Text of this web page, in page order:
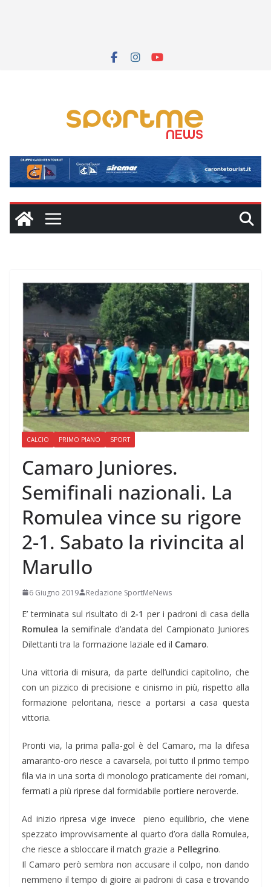
CALCIO PRIMO PIANO SPORT
Camaro Juniores.
Semifinali nazionali. La
Romulea vince su rigore
2-1. Sabato la rivincita al
Marullo
6 Giugno 2019 Redazione SportMeNews
E’ terminata sul risultato di2-1 per i padroni di casa della
Romulea la semifinale d’andata del Campionato Juniores
Dilettanti tra la formazione laziale ed il Camaro.
Una vittoria di misura, da parte dell’undici capitolino, che
con un pizzico di precisione e cinismo in più, rispetto alla
formazione peloritana, riesce a portarsi a casa questa
vittoria.
Pronti via, la prima palla-gol è del Camaro, ma la difesa
amaranto-oro riesce a cavarsela, poi tutto il primo tempo
fila via in una sorta di monologo praticamente dei romani,
fermati a più riprese dal formidabile portiere neroverde.
Ad inizio ripresa vige invece pieno equilibrio, che viene
spezzato improvvisamente al quarto d’ora dalla Romulea,
che riesce a sbloccare il match grazie a Pellegrino.
Il Camaro però sembra non accusare il colpo, non dando
nemmeno il tempo di gioire ai padroni di casa e trovando